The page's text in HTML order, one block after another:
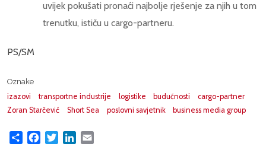
uvijek pokušati pronaći najbolje rješenje za njih u tom
trenutku, ističu u cargo-partneru.
PS/SM
Oznake
izazovi
transportne industrije logistike budućnosti
cargo-partner
Zoran Starčević
Short Sea poslovni savjetnik business media group
Share FacebookTwitterLinkedIn